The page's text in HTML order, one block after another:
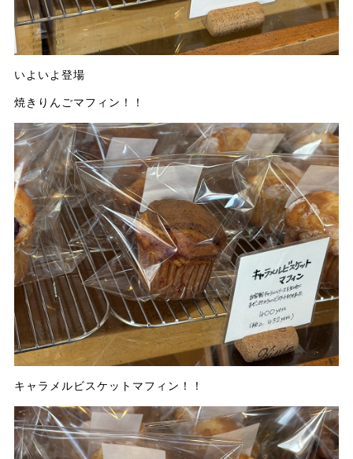
いよいよ登場
焼きりんごマフィン！！
キャラメルビスケットマフィン！！